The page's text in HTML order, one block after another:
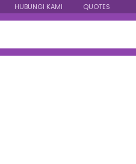
HUBUNGI KAMI QUOTES